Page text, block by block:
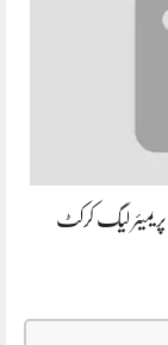
لیگ کرکٹ